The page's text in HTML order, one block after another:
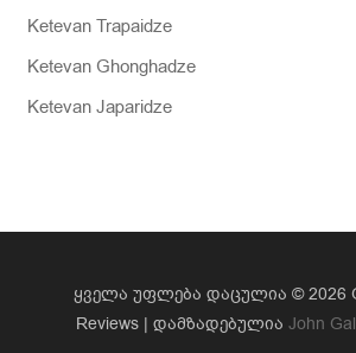
Ketevan Trapaidze
Ketevan Ghonghadze
Ketevan Japaridze
ყველა უფლება დაცულია © 2026
Reviews | დამზადებულია John